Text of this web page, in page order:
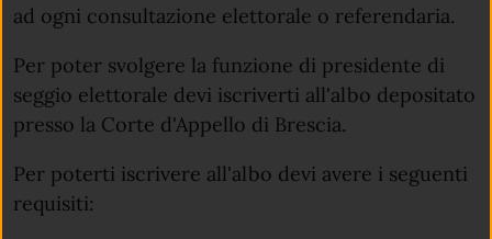
ad ogni consultazione elettorale o referendaria.
Per poter svolgere la funzione di presidente di
seggio elettorale devi iscriverti all'albo depositato
presso la Corte d'Appello di Brescia.
Per poterti iscrivere all'albo devi avere i seguenti
requisiti: